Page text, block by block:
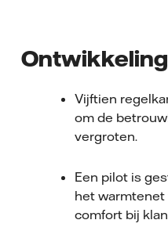
Vijftien
om de
vergroten.
Een pilot is
het warmtenet
comfort bij